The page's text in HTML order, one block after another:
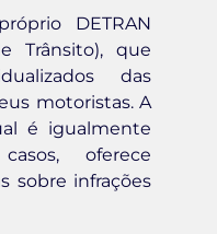
DETRAN
Trânsito), que
das
motoristas. A
é igualmente
oferece
sobre infrações